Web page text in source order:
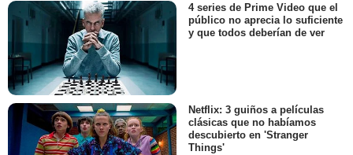
4 series de Prime Video que el
público no aprecia lo suficiente
y que todos deberían de ver
Netflix: 3 guiños a películas
clásicas que no habíamos
descubierto en 'Stranger
Things'